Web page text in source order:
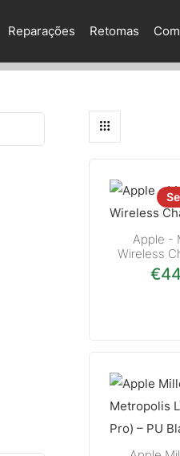
Reparações Retomas
Apple -
Wireless
€